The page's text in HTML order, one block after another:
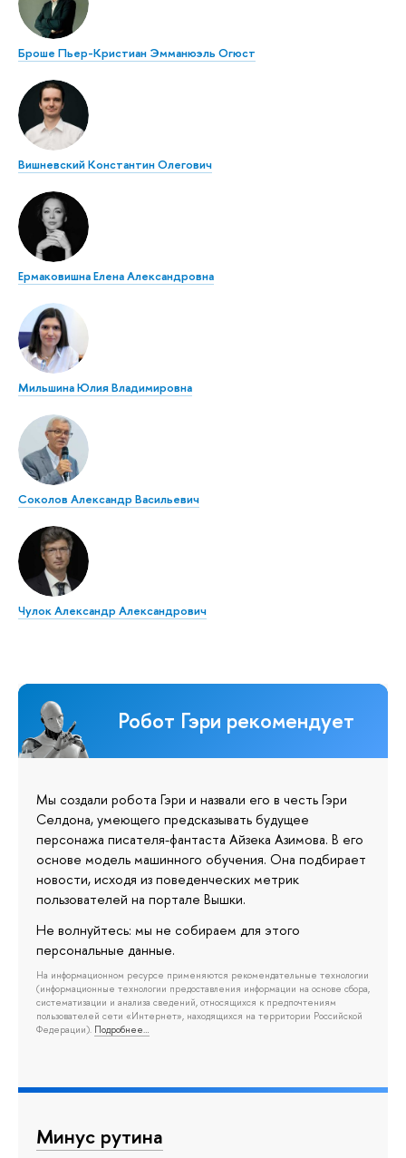
Броше Пьер-Кристиан Эмманюэль Огюст
Вишневский Константин Олегович
Ермаковишна Елена Александровна
Мильшина Юлия Владимировна
Соколов Александр Васильевич
Чулок Александр Александрович
Робот Гэри рекомендует
Мы создали робота Гэри и назвали его в честь Гэри
Селдона, умеющего предсказывать будущее
персонажа писателя-фантаста Айзека Азимова. В его
основе модель машинного обучения. Она подбирает
новости, исходя из поведенческих метрик
пользователей на портале Вышки.
Не волнуйтесь: мы не собираем для этого
персональные данные.
На информационном ресурсе применяются рекомендательные технологии
(информационные технологии предоставления информации на основе сбора,
систематизации и анализа сведений, относящихся к предпочтениям
пользователей сети «Интернет», находящихся на территории Российской
Федерации). Подробнее…
Минус рутина